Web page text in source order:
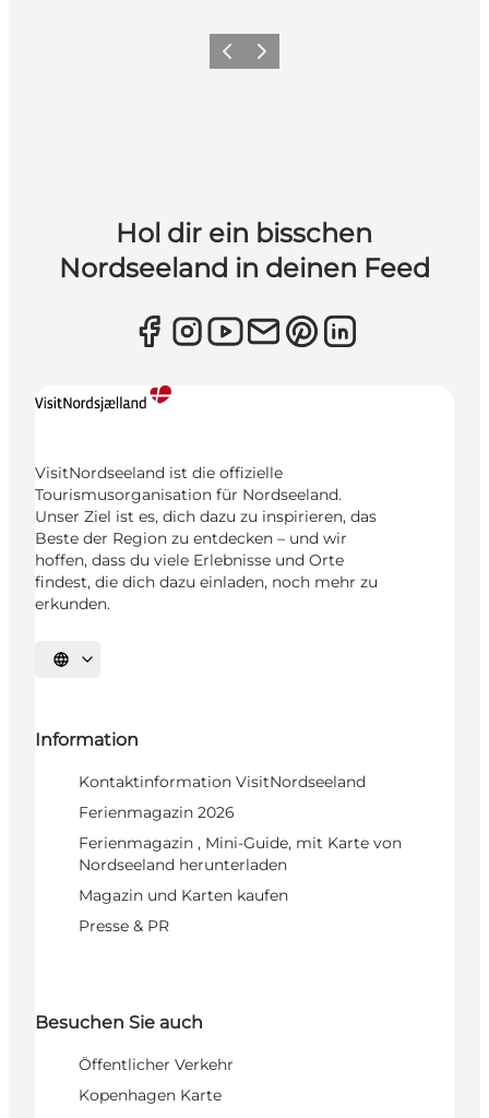
ZurückWeiter
Hol dir ein bisschen
Nordseeland in deinen Feed
VisitNordseeland ist die offizielle
Tourismusorganisation für Nordseeland.
Unser Ziel ist es, dich dazu zu inspirieren, das
Beste der Region zu entdecken – und wir
hoffen, dass du viele Erlebnisse und Orte
findest, die dich dazu einladen, noch mehr zu
erkunden.
Sprache auswählen
Information
Kontaktinformation VisitNordseeland
Ferienmagazin 2026
Ferienmagazin , Mini-Guide, mit Karte von
Nordseeland herunterladen
Magazin und Karten kaufen
Presse & PR
Besuchen Sie auch
Öffentlicher Verkehr
Kopenhagen Karte